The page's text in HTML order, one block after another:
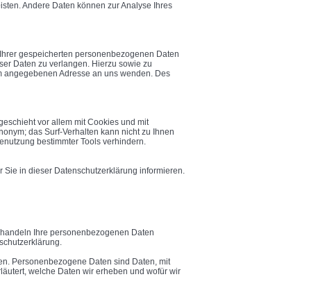
Andere Daten können zur Analyse Ihres
gespeicherten personenbezogenen Daten
Daten zu verlangen. Hierzu sowie zu
Adresse an uns wenden. Des
vor allem mit Cookies und mit
das Surf-Verhalten kann nicht zu Ihnen
bestimmter Tools verhindern.
in dieser Datenschutzerklärung informieren.
Ihre personenbezogenen Daten
Personenbezogene Daten sind Daten, mit
welche Daten wir erheben und wofür wir